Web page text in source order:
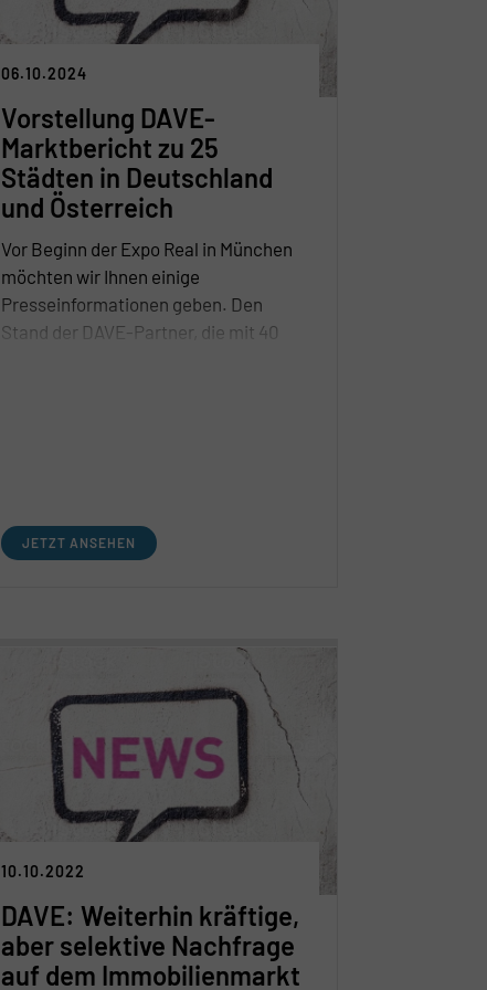
dringend benötigten Neubau
behindere. Ein klarer Appell: Die
Bundesregierung soll bestehende
anpassen, um den Bau- und
Immobiliensektor nachhaltig zu
stärken.
06.10.2024
Vorstellung DAVE-
Marktbericht zu 25
Städten in Deutschland
und Österreich
Vor Beginn der Expo Real in München
möchten wir Ihnen einige
Presseinformationen geben. Den
Stand der DAVE-Partner, die mit 40
JETZT ANSEHEN
10.10.2022
DAVE: Weiterhin kräftige,
aber selektive Nachfrage
auf dem Immobilienmarkt